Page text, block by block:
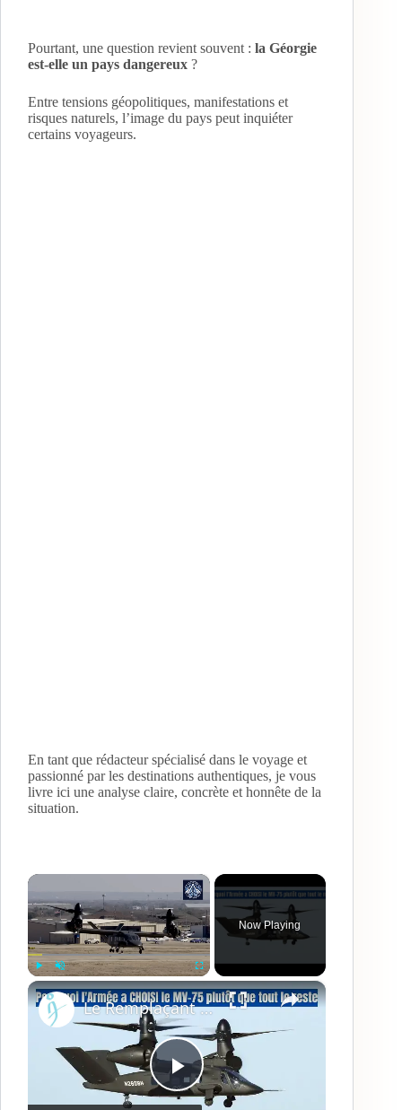
Pourtant, une question revient souvent : la Géorgie
est-elle un pays dangereux ?
Entre tensions géopolitiques, manifestations et
risques naturels, l’image du pays peut inquiéter
certains voyageurs.
En tant que rédacteur spécialisé dans le voyage et
passionné par les destinations authentiques, je vous
livre ici une analyse claire, concrète et honnête de la
situation.
×
Play Unmute Fullscreen
Now Playing
×
P
Le Remplaçant du UH-60 Black Hawk est LÀ – Et C’est Dément ! | MV-75 | Bell V-280